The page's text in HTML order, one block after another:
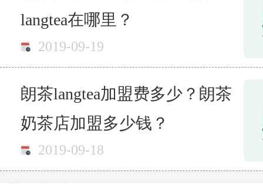
langtea在哪里？
2019-09-19
朗茶langtea加盟费多少？朗茶
奶茶店加盟多少钱？
2019-09-18